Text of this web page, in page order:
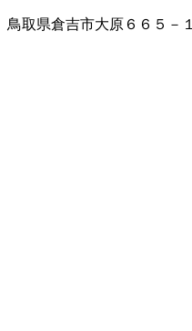
鳥取県倉吉市大原６６５－１